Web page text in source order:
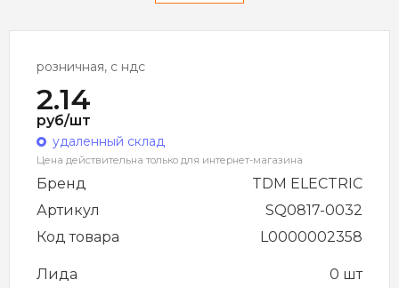
розничная, с ндс
2.14
руб/шт
удаленный склад
Цена действительна только для интернет-магазина
Бренд
TDM ELECTRIC
Артикул
SQ0817-0032
Код товара
L0000002358
Лида
0 шт